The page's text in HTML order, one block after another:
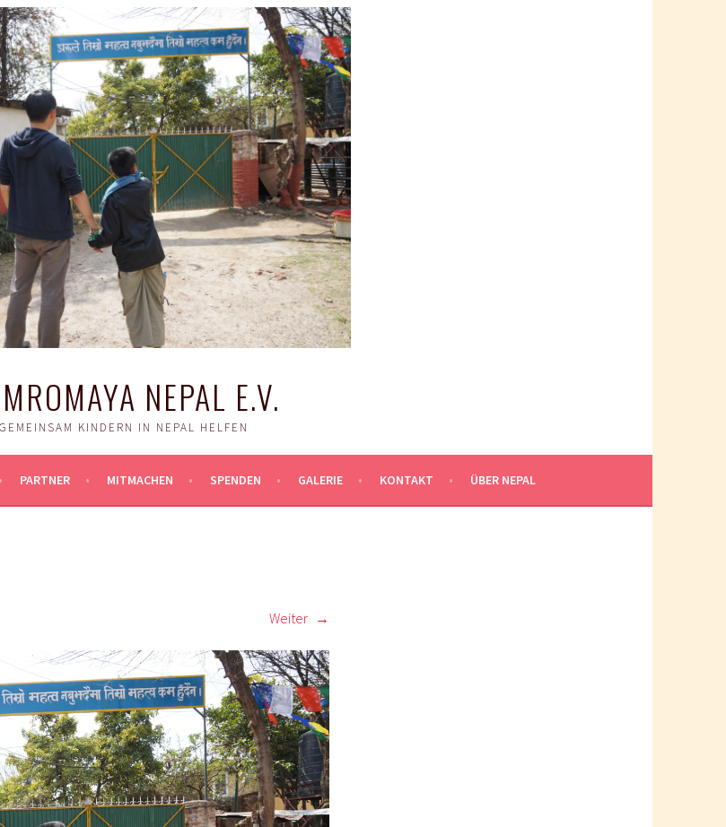
NEPAL E.V.
GEMEINSAM KINDERN IN NEPAL HELFEN
PARTNER MITMACHEN SPENDEN GALERIE KONTAKT ÜBER NEPAL
Weiter